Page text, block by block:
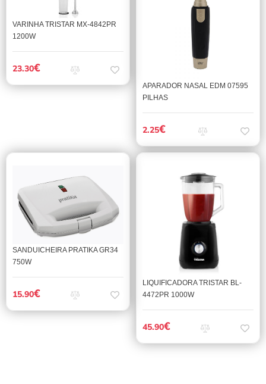
VARINHA TRISTAR MX-4842PR
1200W
23.30€
APARADOR NASAL EDM 07595
PILHAS
2.25€
SANDUICHEIRA PRATIKA GR34
750W
15.90€
LIQUIFICADORA TRISTAR BL-
4472PR 1000W
45.90€